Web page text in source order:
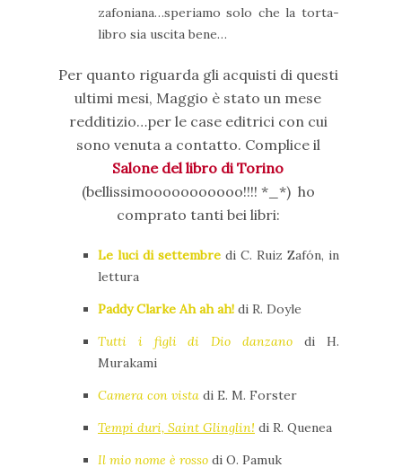
zafoniana…speriamo solo che la torta-
libro sia uscita bene…
Per quanto riguarda gli acquisti di questi
ultimi mesi, Maggio è stato un mese
redditizio…per le case editrici con cui
sono venuta a contatto. Complice il
Salone del libro di Torino
(bellissimooooooooooo!!!! *_*) ho
comprato tanti bei libri:
Le luci di settembredi C. Ruiz Zafón, in
lettura
Paddy Clarke Ah ah ah! di R. Doyle
Tutti i figli di Dio danzano di H.
Murakami
Camera con vista di E. M. Forster
Tempi duri, Saint Glinglin! di R. Quenea
Il mio nome è rosso di O. Pamuk